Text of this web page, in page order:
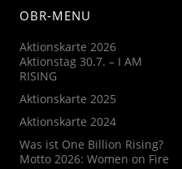
OBR-MENU
Aktionskarte 2026
Aktionstag 30.7. – I AM
RISING
Aktionskarte 2025
Aktionskarte 2024
Was ist One Billion Rising?
Motto 2026: Women on Fire